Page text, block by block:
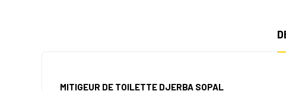
MITIGEUR DE TOILETTE DJERBA SOPAL